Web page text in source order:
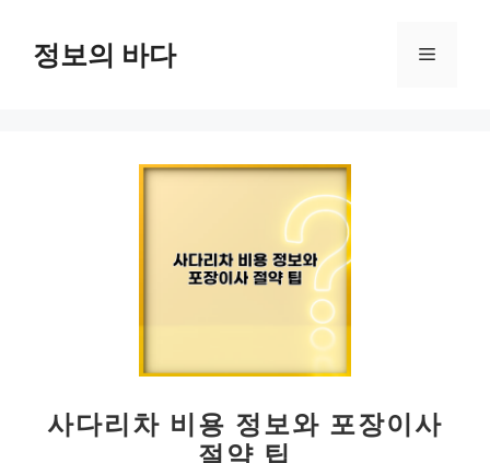
정보의 바다 메
사다리차 비용 정보와 포장이사
절약 팁